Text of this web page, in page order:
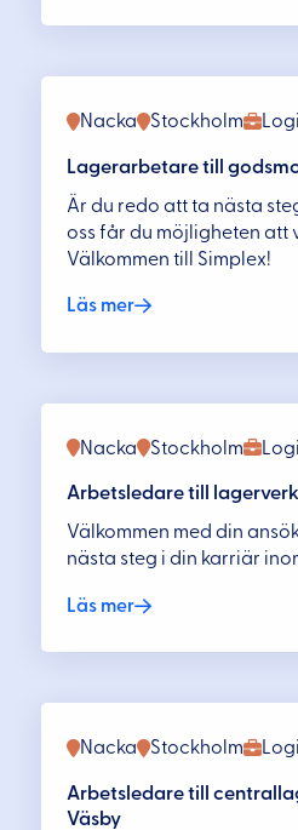
Nacka Stockholm
Lagerarbetare till
Är du redo att ta nästa
oss får du möjligheten att
Välkommen till Simplex!
Läs mer
Nacka Stockholm
Arbetsledare till
Välkommen med din
nästa steg i din karriär
Läs mer
Nacka Stockholm
Arbetsledare till
Väsby